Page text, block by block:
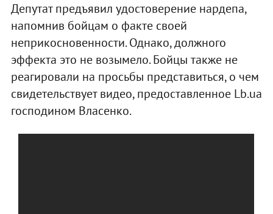
Депутат предъявил удостоверение нардепа,
напомнив бойцам о факте своей
неприкосновенности. Однако, должного
эффекта это не возымело. Бойцы также не
реагировали на просьбы представиться, о чем
свидетельствует видео, предоставленное Lb.ua
господином Власенко.